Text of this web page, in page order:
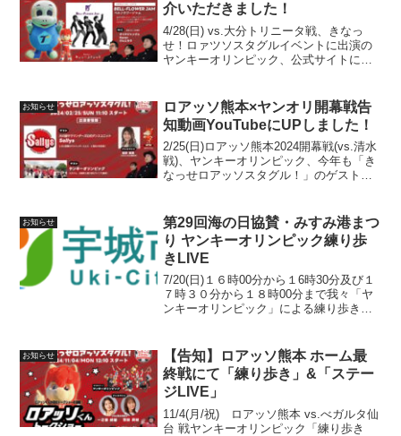
介いただきました！
4/28(日) vs.大分トリニータ戦、きなっ
せ！ロァツソスタグルイベントに出演の
ヤンキーオリンピック、公式サイトに紹
ROASSO KUMAMOTO OFFICIAL...
お知らせ
ロアッソ熊本×ヤンオリ開幕戦告
知動画YouTubeにUPしました！
2/25(日)ロアッソ熊本2024開幕戦(vs.清水
戦)、ヤンキーオリンピック、今年も「き
なっせロアッソスタグル！」のゲストに
させて頂きます皆さま是非よろしくお...
お知らせ
第29回海の日協賛・みすみ港まつ
り ヤンキーオリンピック練り歩
きLIVE
7/20(日)１６時00分から１6時30分及び１
７時３０分から１８時00分まで我々「ヤ
ンキーオリンピック」による練り歩き
さい！宇城市役所さまＨＰでみヤンキー
オ...
お知らせ
【告知】ロアッソ熊本 ホーム最
終戦にて「練り歩き」&「ステー
ジLIVE」
11/4(月/祝) ロアッソ熊本 vs.べガルタ仙
台 戦ヤンキーオリンピック「練り歩き